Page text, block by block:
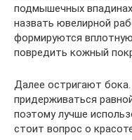
подмышечных
назвать ювелирной
формируются
повредить кожный
Далее остригают
придерживаться
поэтому лучше
стоит вопрос о